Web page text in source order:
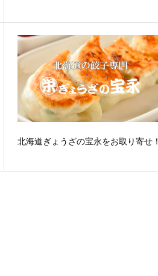
北海道ぎょうざの宝永をお取り寄せ！